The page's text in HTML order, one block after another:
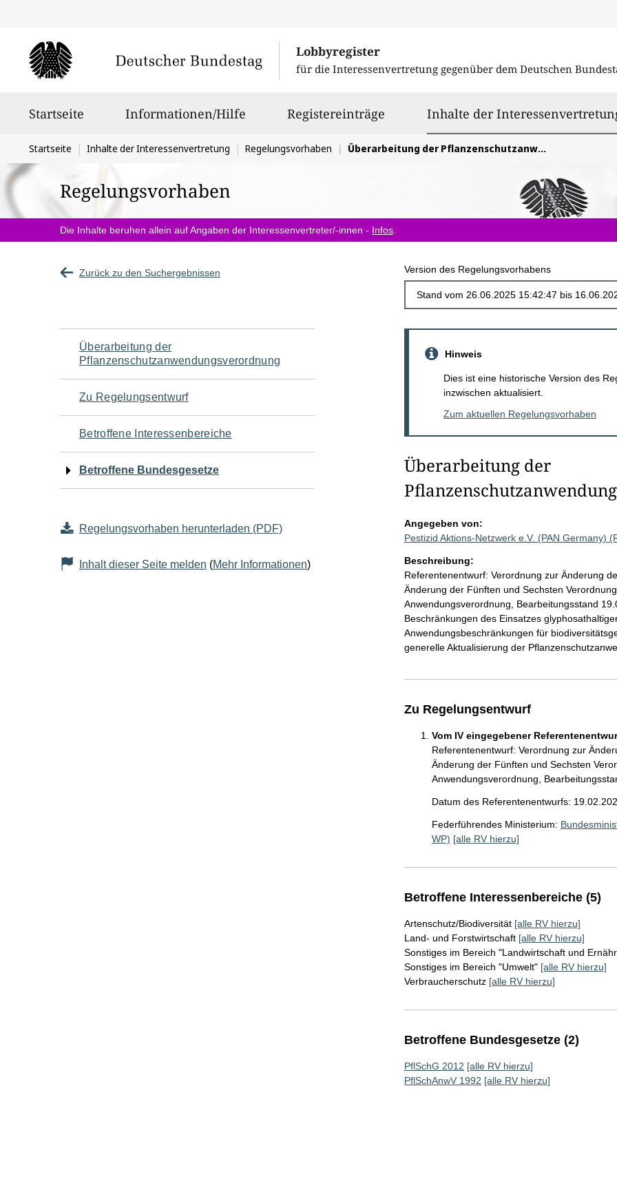
Lobbyregister
für die Interessenvertretung gegenüber dem Deutschen
Startseite Informationen/Hilfe Registereinträge Inhalte der
Sie
befinden
sich
hier:
Startseite Inhalte der Interessenvertretung Regelungsvorhaben Überarbeitung der Pflanzenschutzanwendungsverordnung
Regelungsvorhaben
Die Inhalte beruhen allein auf Angaben der Interessenvertreter/-innen - Infos
Zurück zu den Suchergebnissen Version des Regelungsvorhabens
Navigation
für
den
Seiteninhalt
Überarbeitung der
Pflanzenschutzanwendungsverordnung
Zu Regelungsentwurf
Betroffene Interessenbereiche
Betroffene Bundesgesetze
Regelungsvorhaben herunterladen (PDF)
Inhalt dieser Seite melden (Mehr Informationen)
Hinweis
Dies ist eine historische Version des
inzwischen aktualisiert.
Zum aktuellen Regelungsvorhaben
Überarbeitung der
Angegeben von:
Pestizid Aktions-Netzwerk e.V. (PAN Germany)
Beschreibung:
Referentenentwurf: Verordnung zur Änderung
Änderung der Fünften und Sechsten
Anwendungsverordnung, Bearbeitungsstand
Beschränkungen des Einsatzes
Anwendungsbeschränkungen für
generelle Aktualisierung der
Zu Regelungsentwurf
Vom IV eingegebener
Referentenentwurf: Verordnung zur
Änderung der Fünften und Sechsten
Anwendungsverordnung,
Datum des Referentenentwurfs:
Federführendes Ministerium:
WP) [alle RV hierzu]
Betroffene Interessenbereiche (5)
Artenschutz/Biodiversität [alle RV hierzu]
Land- und Forstwirtschaft [alle RV hierzu]
Sonstiges im Bereich "Landwirtschaft und
Sonstiges im Bereich "Umwelt" [alle RV hierzu]
Verbraucherschutz [alle RV hierzu]
Betroffene Bundesgesetze (2)
PflSchG 2012 [alle RV hierzu]
PflSchAnwV 1992 [alle RV hierzu]